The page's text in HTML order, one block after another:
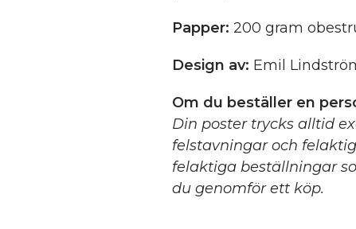
Papper: 200 gram
Design av: Emil
Om du beställer en
Din poster trycks alltid
felstavningar och
felaktiga beställningar
du genomför ett köp.